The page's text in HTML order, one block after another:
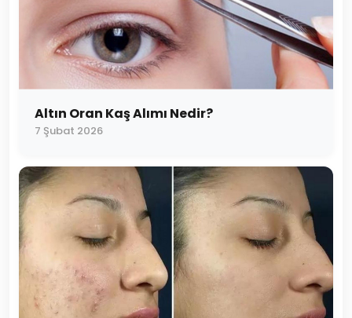
Altın Oran Kaş Alımı Nedir?
7 Şubat 2026